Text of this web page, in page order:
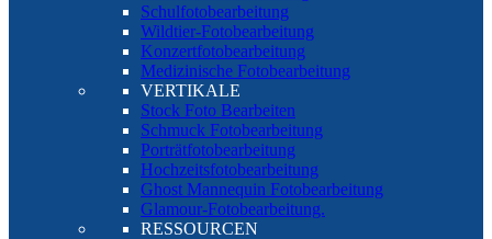
Schulfotobearbeitung
Wildtier-Fotobearbeitung
Konzertfotobearbeitung
Medizinische Fotobearbeitung
VERTIKALE
Stock Foto Bearbeiten
Schmuck Fotobearbeitung
Porträtfotobearbeitung
Hochzeitsfotobearbeitung
Ghost Mannequin Fotobearbeitung
Glamour-Fotobearbeitung.
RESSOURCEN